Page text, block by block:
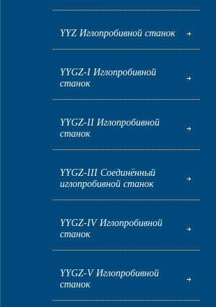
YYZ Иглопробивной станок
YYGZ-I Иглопробивной
станок
YYGZ-II Иглопробивной
станок
YYGZ-III Соединённый
иглопробивной станок
YYGZ-IV Иглопробивной
станок
YYGZ-V Иглопробивной
станок